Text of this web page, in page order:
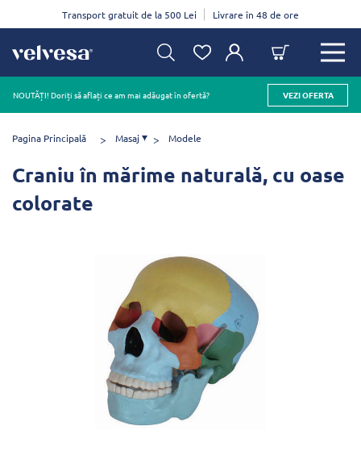
Transport gratuit de la 500 Lei Livrare în 48 de ore
NOUTĂȚI! Doriți să aflați ce am mai adăugat în ofertă? VEZI OFERTA
Pagina Principală Masaj Modele
Craniu în mărime naturală, cu oase
colorate